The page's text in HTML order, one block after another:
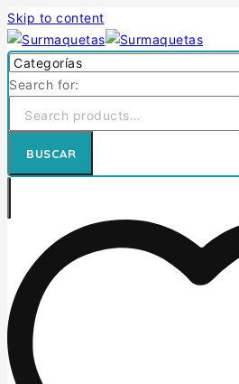
Skip to content
Search for:
BUSCAR